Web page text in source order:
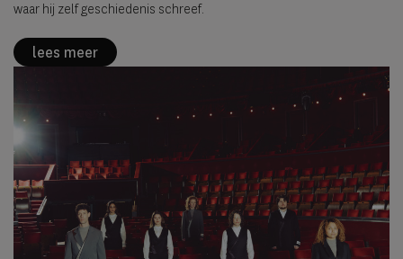
waar hij zelf geschiedenis schreef.
lees meer